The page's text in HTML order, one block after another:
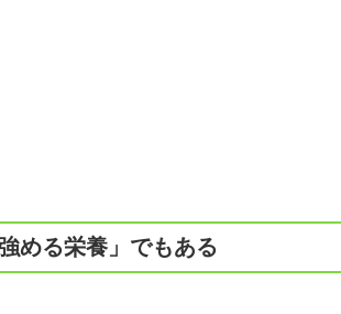
める栄養」でもある